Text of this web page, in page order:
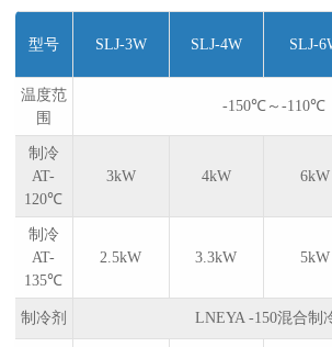
型号 SLJ-3W SLJ-4W SLJ-
温度范
围
-150℃～-110℃
制冷
AT-
120℃
3kW 4kW 6kW
制冷
AT-
135℃
2.5kW 3.3kW 5kW
制冷剂 LNEYA -150混合制